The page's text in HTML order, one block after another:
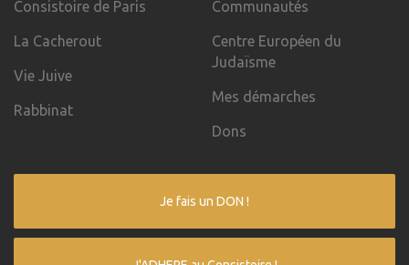
Consistoire de Paris
La Cacherout
Vie Juive
Rabbinat
Communautés
Centre Européen du
Judaïsme
Mes démarches
Dons
Je fais un DON !